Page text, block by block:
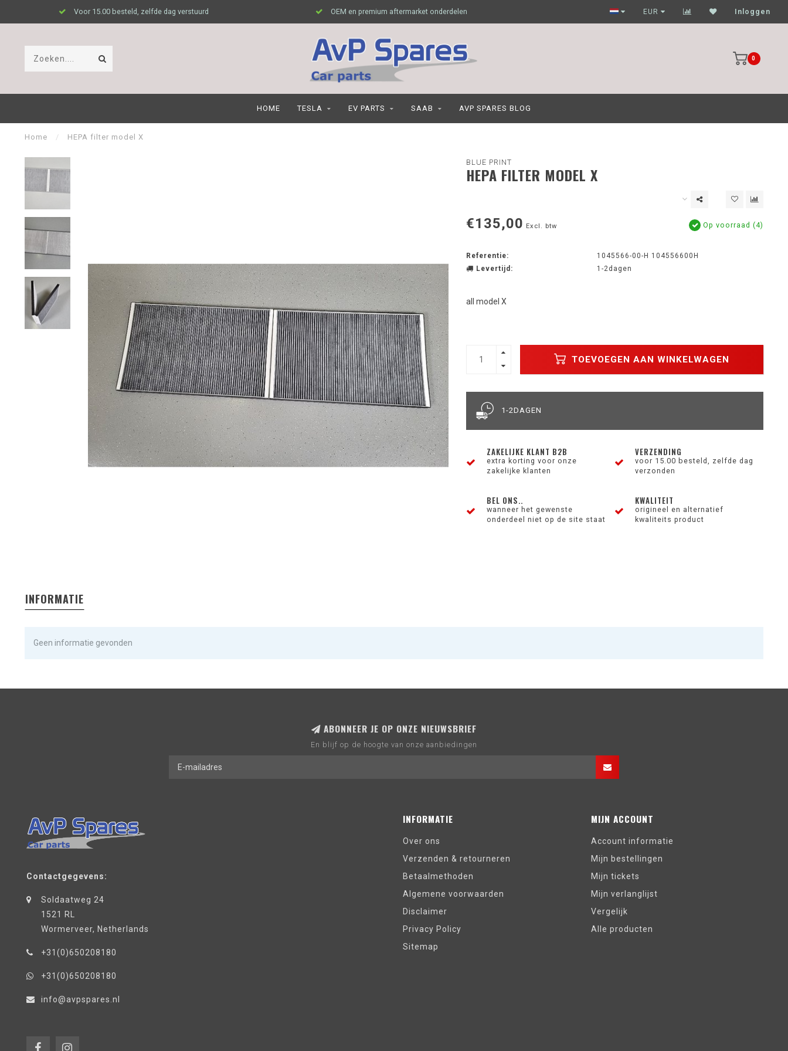
Voor 15.00 besteld, zelfde dag verstuurd OEM en premium aftermarket onderdelen Garagehouders nog scherpere prijzen
EUR Inloggen
0
HOME TESLA EV PARTS SAAB AVP SPARES BLOG
Home / HEPA filter model X
BLUE PRINT
HEPA FILTER MODEL X
€135,00 Excl. btw Op voorraad (4)
Referentie:
1045566-00-H 104556600H
Levertijd:
1-2dagen
all model X
TOEVOEGEN AAN WINKELWAGEN
1-2DAGEN
ZAKELIJKE KLANT B2B
extra korting voor onze
zakelijke klanten
VERZENDING
voor 15.00 besteld, zelfde dag
verzonden
BEL ONS..
wanneer het gewenste
onderdeel niet op de site staat
KWALITEIT
origineel en alternatief
kwaliteits product
INFORMATIE
Geen informatie gevonden
ABONNEER JE OP ONZE NIEUWSBRIEF
En blijf op de hoogte van onze aanbiedingen
Contactgegevens:
Soldaatweg 24
1521 RL
Wormerveer, Netherlands
+31(0)650208180
+31(0)650208180
info@avpspares.nl
INFORMATIE
Over ons
Verzenden & retourneren
Betaalmethoden
Algemene voorwaarden
Disclaimer
Privacy Policy
Sitemap
MIJN ACCOUNT
Account informatie
Mijn bestellingen
Mijn tickets
Mijn verlanglijst
Vergelijk
Alle producten